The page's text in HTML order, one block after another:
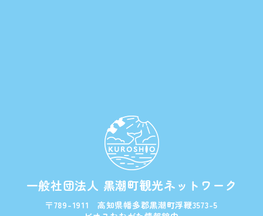
一般社団法人 黒潮町観光ネットワーク
〒789-1911 高知県幡多郡黒潮町浮鞭3573-5